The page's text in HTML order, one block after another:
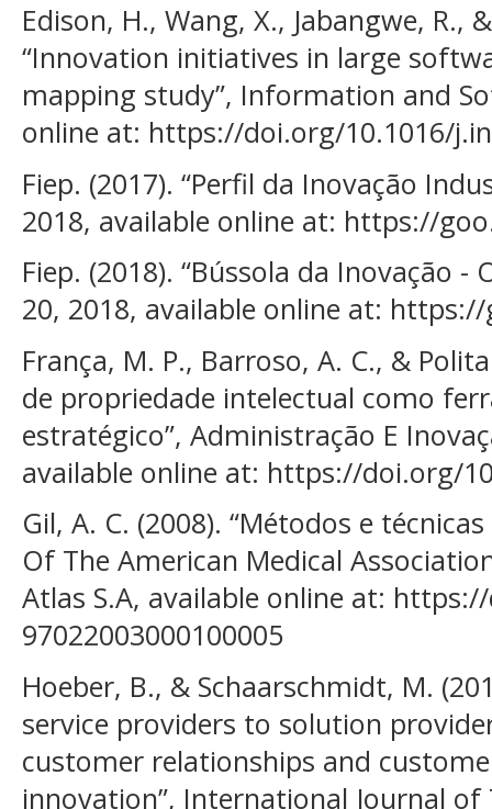
Edison, H., Wang, X., Jabangwe, R.,
“Innovation initiatives in large
mapping study”, Information and
online at: https://doi.org/10.1016/
Fiep. (2017). “Perfil da Inovação
2018, available online at: https://
Fiep. (2018). “Bússola da Inovação -
20, 2018, available online at:
França, M. P., Barroso, A. C., &
de propriedade intelectual como
estratégico”, Administração E
available online at: https://doi.org/
Gil, A. C. (2008). “Métodos e
Of The American Medical
Atlas S.A, available online at:
97022003000100005
Hoeber, B., & Schaarschmidt, M.
service providers to solution
customer relationships and
innovation”, International Journal